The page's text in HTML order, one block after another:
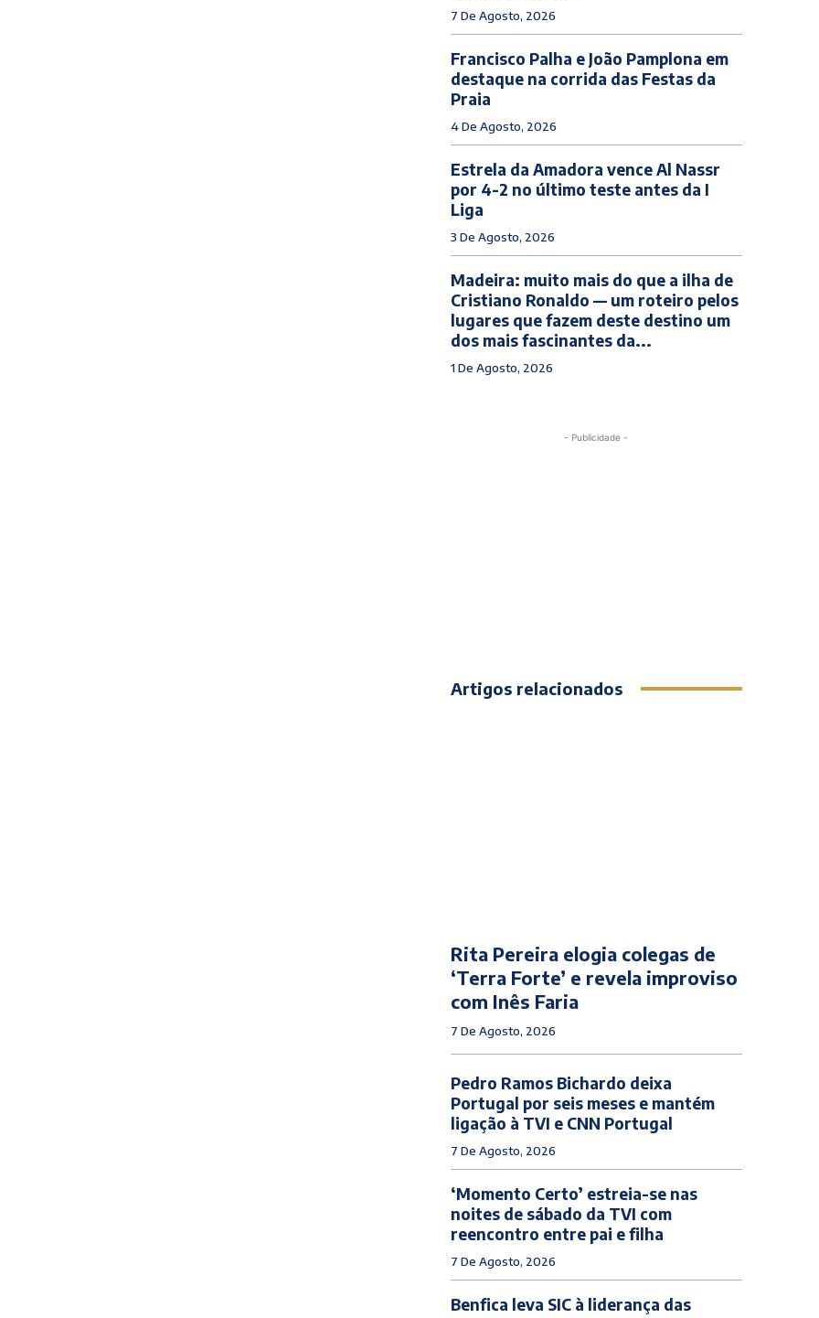
7 De Agosto, 2026
Francisco Palha e João Pamplona em
destaque na corrida das Festas da
Praia
4 De Agosto, 2026
Estrela da Amadora vence Al Nassr
por 4-2 no último teste antes da I
Liga
3 De Agosto, 2026
Madeira: muito mais do que a ilha de
Cristiano Ronaldo — um roteiro pelos
lugares que fazem deste destino um
dos mais fascinantes da...
1 De Agosto, 2026
- Publicidade -
Artigos relacionados
Rita Pereira elogia colegas de
‘Terra Forte’ e revela improviso
com Inês Faria
7 De Agosto, 2026
Pedro Ramos Bichardo deixa
Portugal por seis meses e mantém
ligação à TVI e CNN Portugal
7 De Agosto, 2026
‘Momento Certo’ estreia-se nas
noites de sábado da TVI com
reencontro entre pai e filha
7 De Agosto, 2026
Benfica leva SIC à liderança das